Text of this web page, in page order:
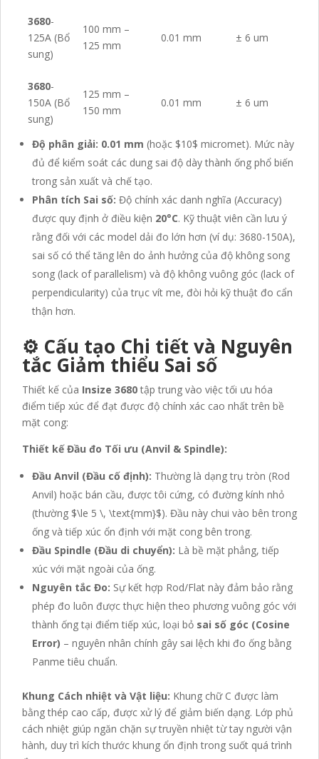
3680-
125A (Bổ
sung)
100 mm –
125 mm
0.01 mm ± 6 um
3680-
150A (Bổ
sung)
125 mm –
150 mm
0.01 mm ± 6 um
Độ phân giải: 0.01 mm (hoặc $10$ micromet). Mức này
đủ để kiểm soát các dung sai độ dày thành ống phổ biến
trong sản xuất và chế tạo.
Phân tích Sai số: Độ chính xác danh nghĩa (Accuracy)
được quy định ở điều kiện 20°C. Kỹ thuật viên cần lưu ý
rằng đối với các model dải đo lớn hơn (ví dụ: 3680-150A),
sai số có thể tăng lên do ảnh hưởng của độ không song
song (lack of parallelism) và độ không vuông góc (lack of
perpendicularity) của trục vít me, đòi hỏi kỹ thuật đo cẩn
thận hơn.
⚙️ Cấu tạo Chi tiết và Nguyên
tắc Giảm thiểu Sai số
Thiết kế của Insize 3680tập trung vào việc tối ưu hóa
điểm tiếp xúc để đạt được độ chính xác cao nhất trên bề
mặt cong:
Thiết kế Đầu đo Tối ưu (Anvil & Spindle):
Đầu Anvil (Đầu cố định): Thường là dạng trụ tròn (Rod
Anvil) hoặc bán cầu, được tôi cứng, có đường kính nhỏ
(thường $\le 5 \, \text{mm}$). Đầu này chui vào bên trong
ống và tiếp xúc ổn định với mặt cong bên trong.
Đầu Spindle (Đầu di chuyển): Là bề mặt phẳng, tiếp
xúc với mặt ngoài của ống.
Nguyên tắc Đo: Sự kết hợp Rod/Flat này đảm bảo rằng
phép đo luôn được thực hiện theo phương vuông góc với
thành ống tại điểm tiếp xúc, loại bỏ sai số góc (Cosine
Error) – nguyên nhân chính gây sai lệch khi đo ống bằng
Panme tiêu chuẩn.
Khung Cách nhiệt và Vật liệu: Khung chữ C được làm
bằng thép cao cấp, được xử lý để giảm biến dạng. Lớp phủ
cách nhiệt giúp ngăn chặn sự truyền nhiệt từ tay người vận
hành, duy trì kích thước khung ổn định trong suốt quá trình